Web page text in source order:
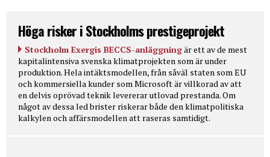
Höga risker i Stockholms prestigeprojekt
Stockholm Exergis BECCS-anläggningär ett av de mest
kapitalintensiva svenska klimatprojekten som är under
produktion. Hela intäktsmodellen, från såväl staten som EU
och kommersiella kunder som Microsoft är villkorad av att
en delvis oprövad teknik levererar utlovad prestanda. Om
något av dessa led brister riskerar både den klimatpolitiska
kalkylen och affärsmodellen att raseras samtidigt.